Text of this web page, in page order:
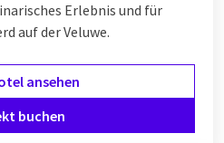
Erlebnis und für
auf der Veluwe.
ansehen
buchen